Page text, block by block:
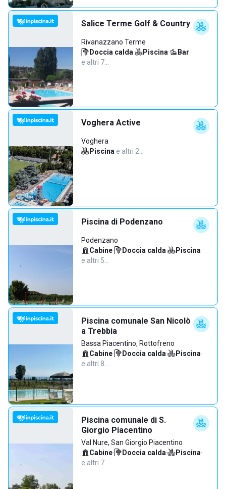
Salice Terme Golf & Country
Rivanazzano Terme
Doccia calda· Piscina· Bar·
e altri 7…
Voghera Active
Voghera
Piscina·e altri 2…
Piscina di Podenzano
Podenzano
Cabine· Doccia calda· Piscina·
e altri 5…
Piscina comunale San Nicolò
a Trebbia
Bassa Piacentino, Rottofreno
Cabine· Doccia calda· Piscina·
e altri 8…
Piscina comunale di S.
Giorgio Piacentino
Val Nure, San Giorgio Piacentino
Cabine· Doccia calda· Piscina·
e altri 7…